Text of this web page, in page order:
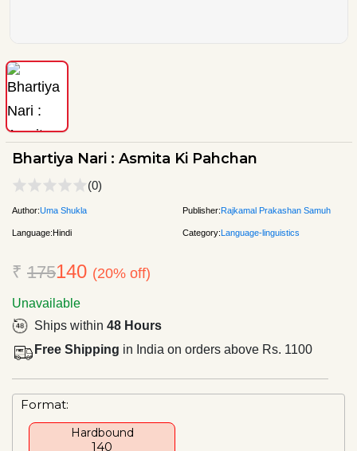
Bhartiya Nari : Asmita Ki Pahchan
(0)
Author:Uma Shukla Publisher:Rajkamal Prakashan Samuh
Language:Hindi Category:Language-linguistics
₹ 175140 (20% off)
Unavailable
Ships within 48 Hours
Free Shipping in India on orders above Rs. 1100
Format:
Hardbound
₹140